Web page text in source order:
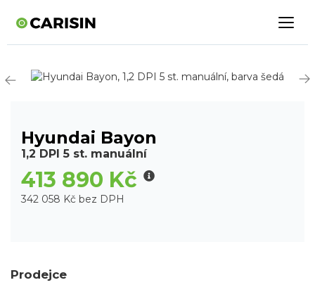
Hyundai Bayon
1,2 DPI 5 st. manuální
413 890 Kč
342 058 Kč bez DPH
Prodejce